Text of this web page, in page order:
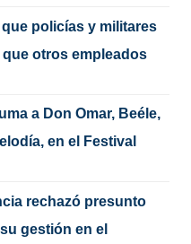
policías y militares
otros empleados
a Don Omar, Beéle,
en el Festival
rechazó presunto
gestión en el